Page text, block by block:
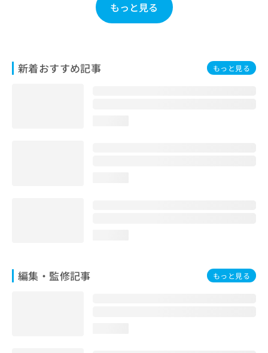
もっと見る
新着おすすめ記事 もっと見る
編集・監修記事 もっと見る
せ